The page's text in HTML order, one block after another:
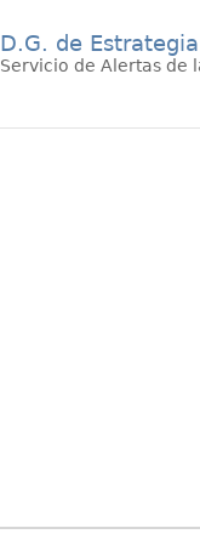
D.G. de
Servicio de Alertas de